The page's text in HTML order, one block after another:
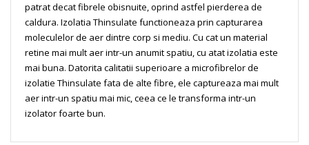
patrat decat fibrele obisnuite, oprind astfel pierderea de
caldura. Izolatia Thinsulate functioneaza prin capturarea
moleculelor de aer dintre corp si mediu. Cu cat un material
retine mai mult aer intr-un anumit spatiu, cu atat izolatia este
mai buna. Datorita calitatii superioare a microfibrelor de
izolatie Thinsulate fata de alte fibre, ele captureaza mai mult
aer intr-un spatiu mai mic, ceea ce le transforma intr-un
izolator foarte bun.